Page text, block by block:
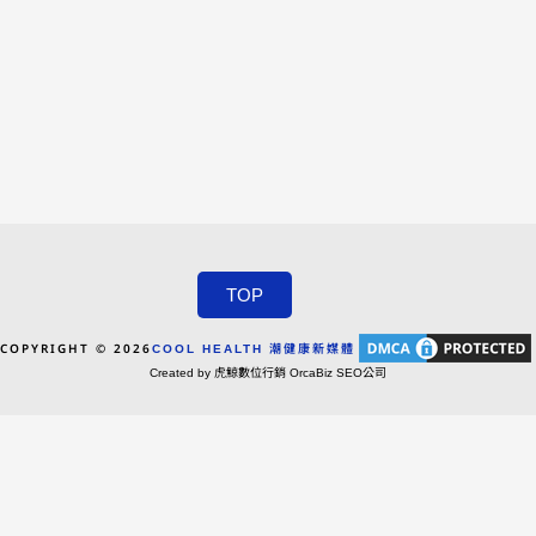
TOP
COPYRIGHT © 2026COOL HEALTH 潮健康新媒體
Created by 虎鯨數位行銷 OrcaBiz SEO公司